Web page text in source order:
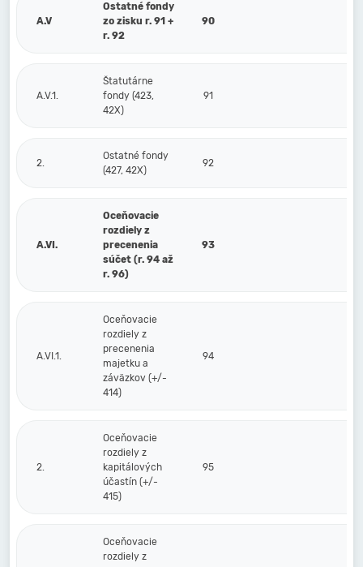
A.V
Ostatné fondy
zo zisku r. 91 +
r. 92
90
A.V.1.
Štatutárne
fondy (423,
42X)
91
2.
Ostatné fondy
(427, 42X)
92
A.VI.
Oceňovacie
rozdiely z
precenenia
súčet (r. 94 až
r. 96)
93
A.VI.1.
Oceňovacie
rozdiely z
precenenia
majetku a
záväzkov (+/-
414)
94
2.
Oceňovacie
rozdiely z
kapitálových
účastín (+/-
415)
95
Oceňovacie
rozdiely z